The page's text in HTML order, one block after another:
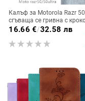
Калъф за Motorola Razr
сгъваща се гривна с
релеф
16.66 €/32.58 лв